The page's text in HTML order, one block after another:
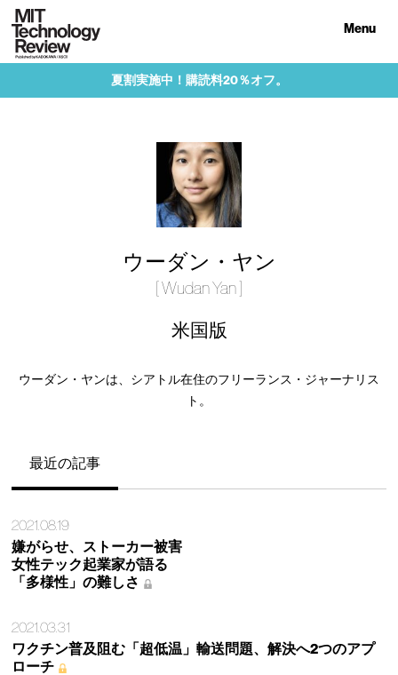
Menu
夏割実施中！購読料20％オフ。
ウーダン・ヤン
[ Wudan Yan ]
米国版
ウーダン・ヤンは、シアトル在住のフリーランス・ジャーナリス
ト。
最近の記事
2021.08.19
嫌がらせ、ストーカー被害
女性テック起業家が語る
「多様性」の難しさ
2021.03.31
ワクチン普及阻む「超低温」輸送問題、解決へ2つのアプ
ローチ